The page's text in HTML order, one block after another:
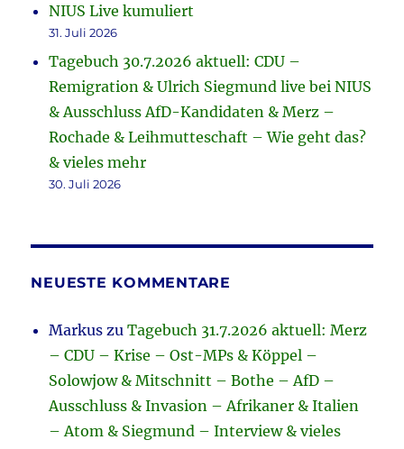
NIUS Live kumuliert
31. Juli 2026
Tagebuch 30.7.2026 aktuell: CDU –
Remigration & Ulrich Siegmund live bei NIUS
& Ausschluss AfD-Kandidaten & Merz –
Rochade & Leihmutteschaft – Wie geht das?
& vieles mehr
30. Juli 2026
NEUESTE KOMMENTARE
Markus zuTagebuch 31.7.2026 aktuell: Merz
– CDU – Krise – Ost-MPs & Köppel –
Solowjow & Mitschnitt – Bothe – AfD –
Ausschluss & Invasion – Afrikaner & Italien
– Atom & Siegmund – Interview & vieles